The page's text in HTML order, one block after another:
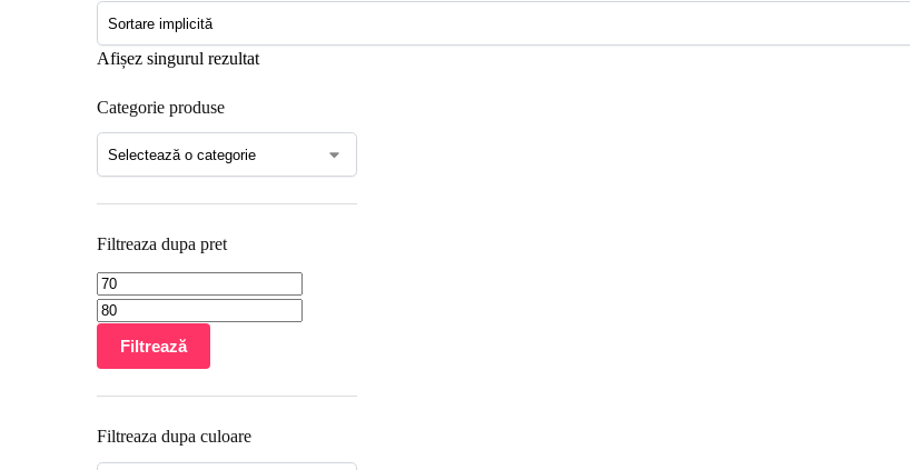
Afișez singurul rezultat
Categorie produse
Filtreaza dupa pret
Filtrează
Filtreaza dupa culoare